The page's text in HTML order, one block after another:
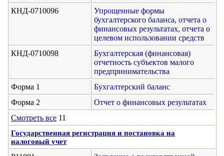
КНД-0710096
Упрощенные формы
бухгалтерского баланса, отчета о
финансовых результатах, отчета о
целевом использовании средств
КНД-0710098
Бухгалтерская (финансовая)
отчетность субъектов малого
предпринимательства
Форма 1
Бухгалтерский баланс
Форма 2
Отчет о финансовых результатах
Смотреть все 11
Государственная регистрация и постановка на
налоговый учет